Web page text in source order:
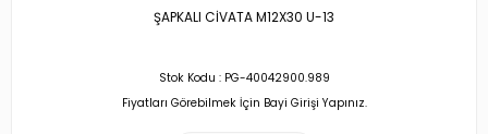
ŞAPKALI CİVATA M12X30 U-13
Stok Kodu : PG-40042900.989
Fiyatları Görebilmek İçin Bayi Girişi Yapınız.